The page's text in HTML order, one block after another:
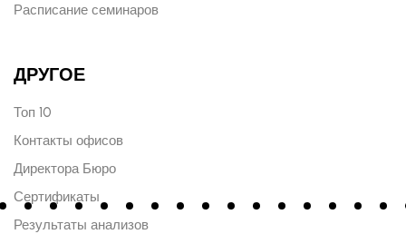
Расписание семинаров
ДРУГОЕ
Топ 10
Контакты офисов
Директора Бюро
Сертификаты
Результаты анализов